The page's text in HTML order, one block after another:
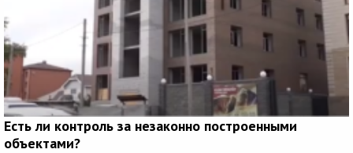
Есть ли контроль за незаконно построенными
объектами?